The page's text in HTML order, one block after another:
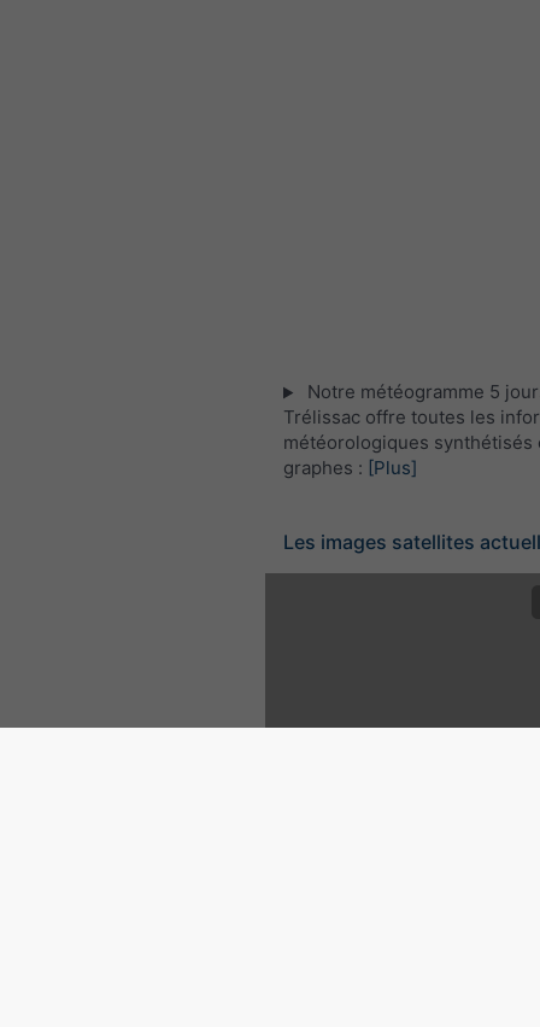
Notre météogramme 5
Trélissac offre toutes les
météorologiques synthétisés
graphes : [Plus]
Les images satellites